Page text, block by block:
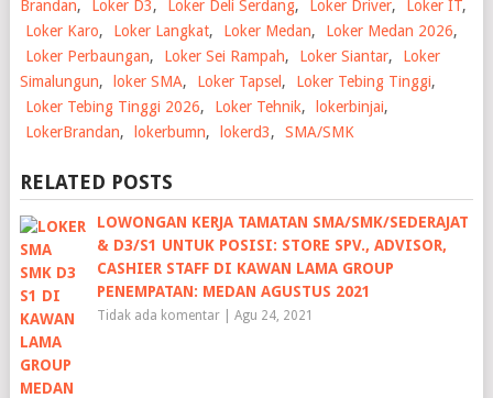
Brandan, Loker D3, Loker Deli Serdang, Loker Driver, Loker IT,
Loker Karo, Loker Langkat, Loker Medan, Loker Medan 2026,
Loker Perbaungan, Loker Sei Rampah, Loker Siantar,
Loker
Simalungun, loker SMA, Loker Tapsel , Loker Tebing Tinggi,
Loker Tebing Tinggi 2026, Loker Tehnik, lokerbinjai,
LokerBrandan, lokerbumn, lokerd3, SMA/SMK
RELATED POSTS
LOWONGAN KERJA TAMATAN SMA/SMK/SEDERAJAT
& D3/S1 UNTUK POSISI: STORE SPV., ADVISOR,
CASHIER STAFF DI KAWAN LAMA GROUP
PENEMPATAN: MEDAN AGUSTUS 2021
Tidak ada komentar| Agu 24, 2021